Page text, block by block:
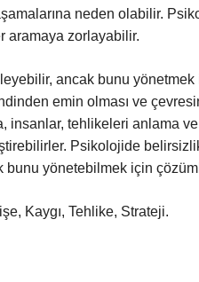
neden olabilir.
aramaya zorlayabilir.
ancak bunu
emin olması ve
insanlar, tehlikeleri anlama
Psikolojide
yönetebilmek için
Kaygı, Tehlike, Strateji.